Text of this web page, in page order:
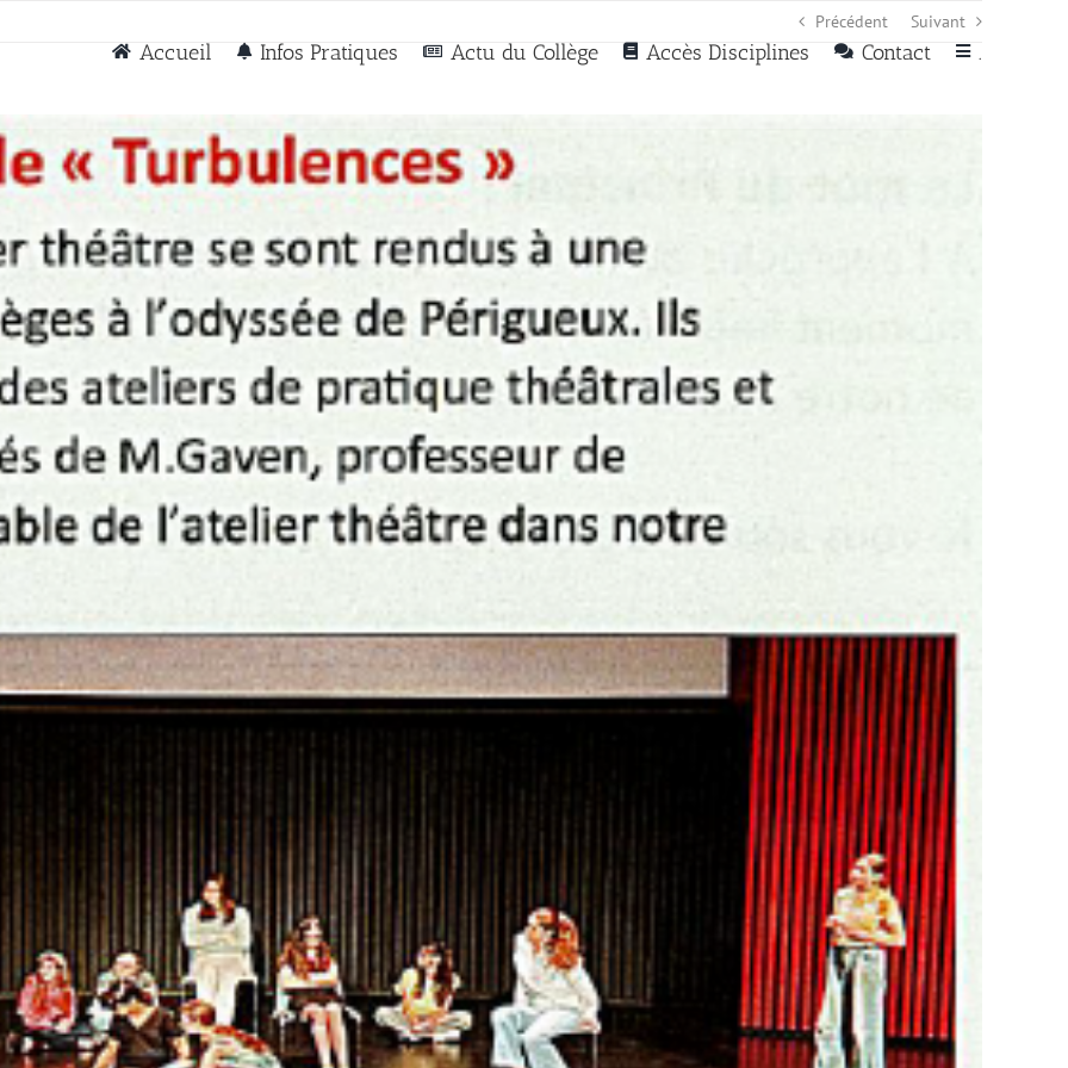
Accueil Infos Pratiques Actu du Collège Accès Disciplines Contact .
Précédent Suivant